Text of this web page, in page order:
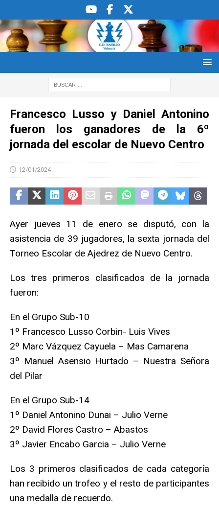
Francesco Lusso y Daniel Antonino
fueron los ganadores de la 6º
jornada del escolar de Nuevo Centro
12/01/2024
Ayer jueves 11 de enero se disputó, con la
asistencia de 39 jugadores, la sexta jornada del
Torneo Escolar de Ajedrez de Nuevo Centro.
Los tres primeros clasificados de la jornada
fueron:
En el Grupo Sub-10
1º Francesco Lusso Corbin- Luis Vives
2º Marc Vázquez Cayuela – Mas Camarena
3º Manuel Asensio Hurtado – Nuestra Señora
del Pilar
En el Grupo Sub-14
1º Daniel Antonino Dunai – Julio Verne
2º David Flores Castro – Abastos
3º Javier Encabo Garcia – Julio Verne
Los 3 primeros clasificados de cada categoría
han recibido un trofeo y el resto de participantes
una medalla de recuerdo.